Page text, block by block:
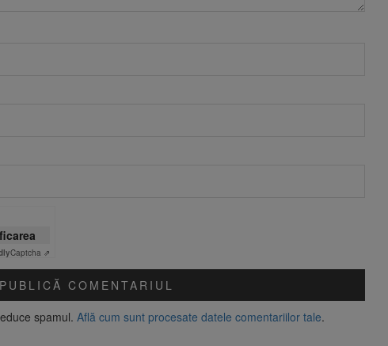
Captcha ⇗
spamul. Află cum sunt procesate datele comentariilor tale.